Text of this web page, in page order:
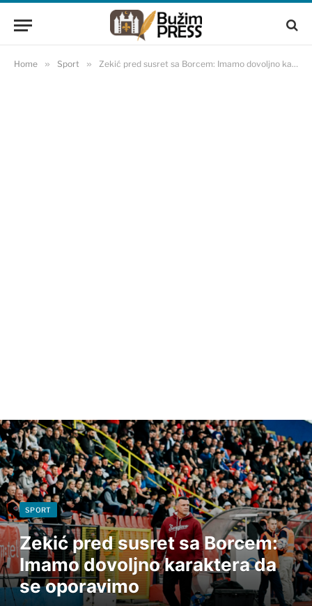
Home » Sport » Zekić pred susret sa Borcem: Imamo dovoljno karaktera da se oporavimo
SPORT
Zekić pred susret sa Borcem:
Imamo dovoljno karaktera da
se oporavimo